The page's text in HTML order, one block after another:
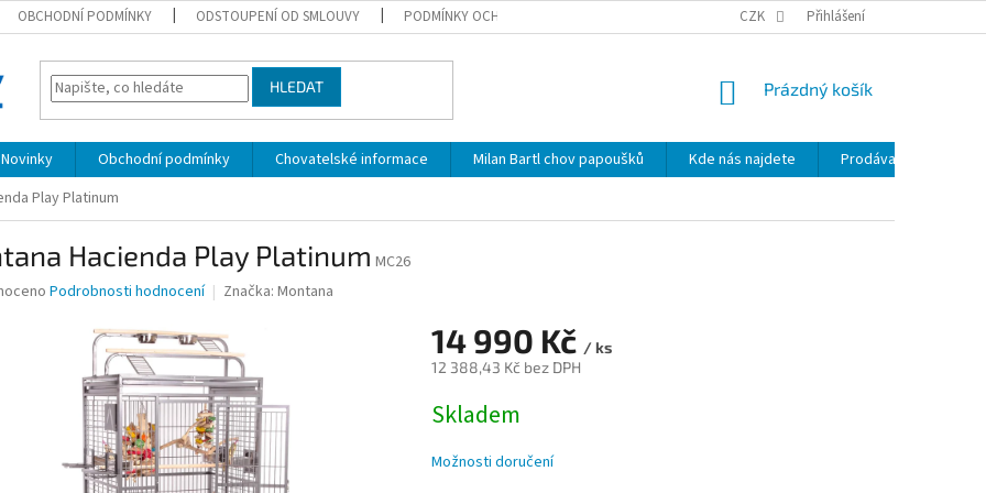
OBCHODNÍ PODMÍNKY ODSTOUPENÍ OD SMLOUVY PODMÍNKY OCHRANY OSOBNÍCH ÚDAJŮ NOVINKY MAPA SERVERU
CZK Přihlášení
HLEDAT
NÁKUPNÍ
Prázdný košík
Novinky Obchodní podmínky Chovatelské informace Milan Bartl chov papoušků Kde nás najdete
Prodávané značky
Play Platinum
Hacienda Play Platinum MC26
Podrobnosti hodnocení Značka: Montana
14 990 Kč / ks
12 388,43 Kč bez DPH
cena:
Skladem
Možnosti doručení